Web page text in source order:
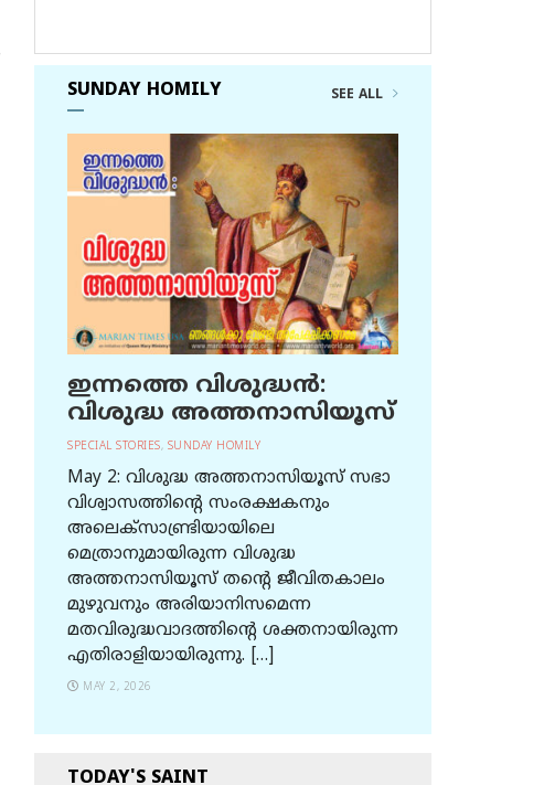
SUNDAY HOMILY SEE ALL
ഇന്നത്തെ വിശുദ്ധന്‍:
വിശുദ്ധ അത്തനാസിയൂസ്
SPECIAL STORIES, SUNDAY HOMILY
May 2: വിശുദ്ധ അത്തനാസിയൂസ് സഭാ
വിശ്വാസത്തിന്റെ സംരക്ഷകനും
അലെക്സാണ്ട്രിയായിലെ
മെത്രാനുമായിരുന്ന വിശുദ്ധ
അത്തനാസിയൂസ് തന്റെ ജീവിതകാലം
മുഴുവനും അരിയാനിസമെന്ന
മതവിരുദ്ധവാദത്തിന്റെ ശക്തനായിരുന്ന
എതിരാളിയായിരുന്നു. […]
MAY 2, 2026
TODAY'S SAINT